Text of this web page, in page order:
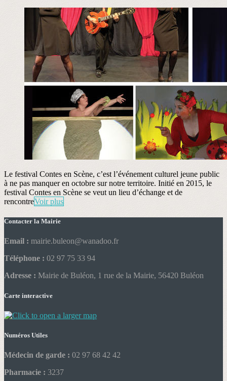
Le festival Contes en Scène, c’est l’événement culturel jeune public
à ne pas manquer en octobre sur notre territoire. Initié en 2015, le
festival Contes en Scène se veut un lieu d’échange et de
rencontreVoir plus
Contacter la Mairie
Email : mairie.buleon@wanadoo.fr
Téléphone : 02 97 75 33 94
Adresse : Mairie de Buléon, 1 rue de la Mairie, 56420 Buléon
Carte interactive
Numéros Utiles
Médecin de garde : 02 97 68 42 42
Pharmacie : 3237